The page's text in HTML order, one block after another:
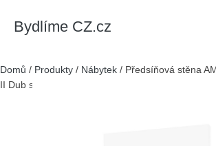
Bydlíme CZ.cz
Domů / Produkty / Nábytek / Předsíňová stěna
II Dub sonoma